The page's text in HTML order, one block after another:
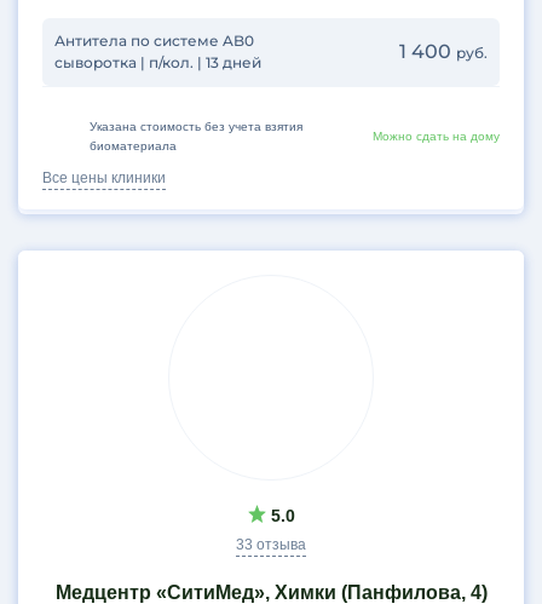
Антитела по системе AB0
сыворотка | п/кол. | 13 дней
1 400 руб.
Все цены клиники
Указана стоимость без учета взятия
биоматериала
Можно сдать на дому
5.0
33 отзыва
Медцентр «СитиМед», Химки (Панфилова, 4)